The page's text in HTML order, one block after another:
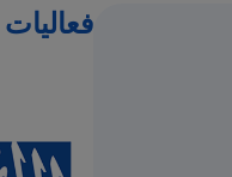
فعاليات